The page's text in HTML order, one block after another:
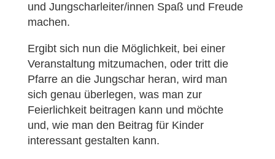
und Jungscharleiter/innen Spaß und Freude
machen.
Ergibt sich nun die Möglichkeit, bei einer
Veranstaltung mitzumachen, oder tritt die
Pfarre an die Jungschar heran, wird man
sich genau überlegen, was man zur
Feierlichkeit beitragen kann und möchte
und, wie man den Beitrag für Kinder
interessant gestalten kann.